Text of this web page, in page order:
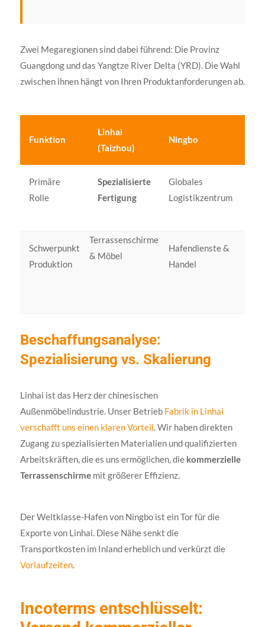
Zwei Megaregionen sind dabei führend: Die Provinz
Guangdong und das Yangtze River Delta (YRD). Die Wahl
zwischen ihnen hängt von Ihren Produktanforderungen ab.
Funktion
Linhai
(Taizhou)
Ningbo
Primäre
Rolle
Spezialisierte
Fertigung
Globales
Logistikzentrum
Schwerpunkt
Produktion
Terrassenschirme
& Möbel
Hafendienste &
Handel
Beschaffungsanalyse:
Spezialisierung vs. Skalierung
Linhai ist das Herz der chinesischen
Außenmöbelindustrie. Unser Betrieb Fabrik in Linhai
verschafft uns einen klaren Vorteil . Wir haben direkten
Zugang zu spezialisierten Materialien und qualifizierten
Arbeitskräften, die es uns ermöglichen, die kommerzielle
Terrassenschirmemit größerer Effizienz.
Der Weltklasse-Hafen von Ningbo ist ein Tor für die
Exporte von Linhai. Diese Nähe senkt die
Transportkosten im Inland erheblich und verkürzt die
Vorlaufzeiten.
Incoterms entschlüsselt: